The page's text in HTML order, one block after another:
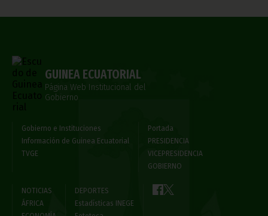
GUINEA ECUATORIAL
Página Web Institucional del
Gobierno
Gobierno e Instituciones
Información de Guinea Ecuatorial
TVGE
Portada
PRESIDENCIA
VICEPRESIDENCIA
GOBIERNO
NOTICIAS
ÁFRICA
DEPORTES
Estadísticas INEGE